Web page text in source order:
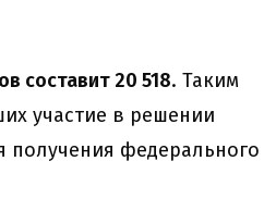
составит 20 518. Таким
участие в решении
получения федерального